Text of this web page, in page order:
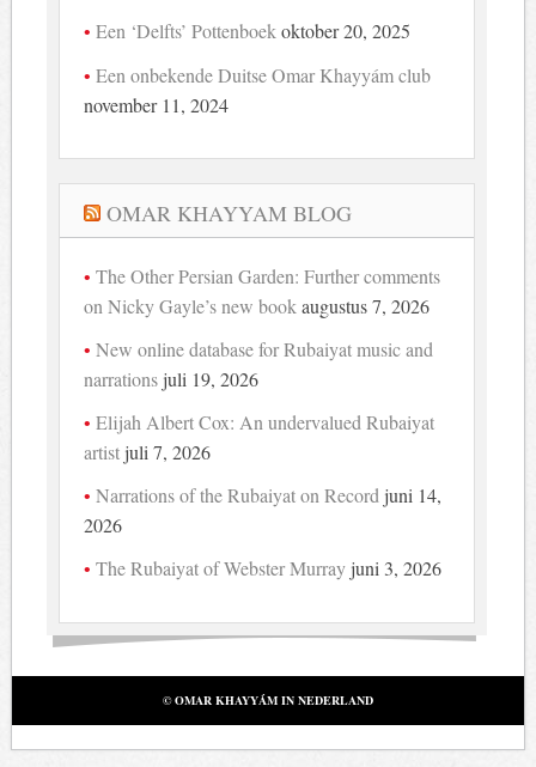
Een ‘Delfts’ Pottenboek oktober 20, 2025
Een onbekende Duitse Omar Khayyám club
november 11, 2024
OMAR KHAYYAM BLOG
The Other Persian Garden: Further comments
on Nicky Gayle’s new book augustus 7, 2026
New online database for Rubaiyat music and
narrations juli 19, 2026
Elijah Albert Cox: An undervalued Rubaiyat
artist juli 7, 2026
Narrations of the Rubaiyat on Record juni 14,
2026
The Rubaiyat of Webster Murray juni 3, 2026
© OMAR KHAYYÁM IN NEDERLAND